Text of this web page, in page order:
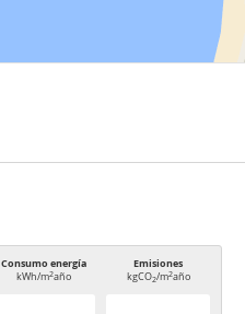
Consumo energía
kWh/m2año
Emisiones
kgCO2/m2año